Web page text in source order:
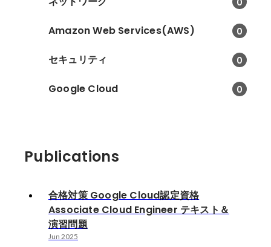
Amazon Web Services(AWS) 0
セキュリティ 0
Google Cloud 0
Publications
合格対策 Google Cloud認定資格
Associate Cloud Engineer テキスト＆
演習問題
Jun 2025